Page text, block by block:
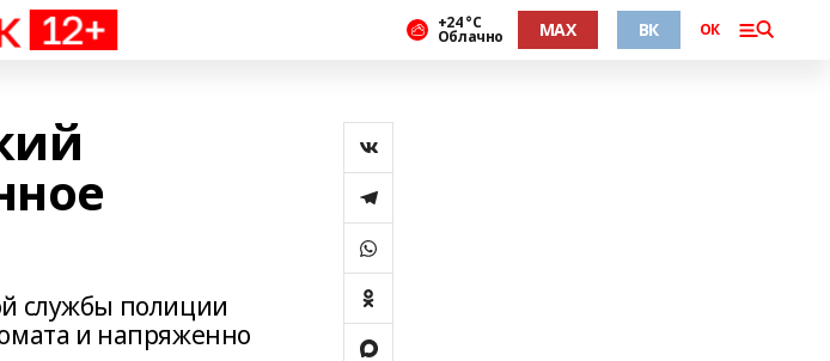
+24 °С
Облачно MAX ВК ОК
службы полиции
и напряженно